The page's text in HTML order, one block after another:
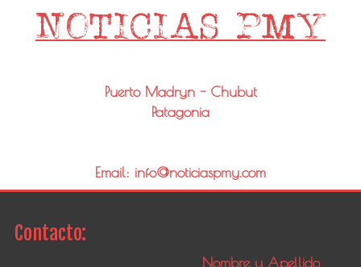
Puerto Madryn - Chubut
Patagonia
Email: info@noticiaspmy.com
Contacto: